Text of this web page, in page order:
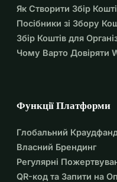
Як Створити Збір
Посібники зі Збору
Збір Коштів для
Чому Варто Довіряти
Функції Платформи
Глобальний
Власний Брендинг
Регулярні
QR-код та Запити на